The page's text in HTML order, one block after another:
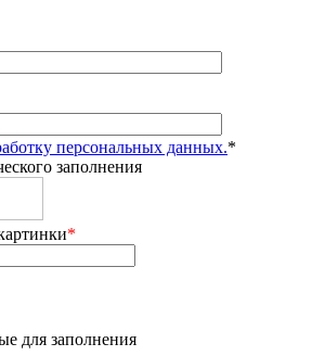
персональных данных.*
заполнения
*
для заполнения